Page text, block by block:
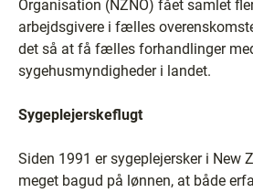
Organisation (NZNO) fået samlet
arbejdsgivere i fælles
det så at få fælles forhandlinger
sygehusmyndigheder i landet.
Sygeplejerskeflugt
Siden 1991 er sygeplejersker i New
meget bagud på lønnen, at både